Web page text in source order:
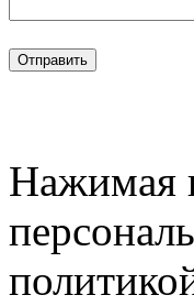
Нажимая